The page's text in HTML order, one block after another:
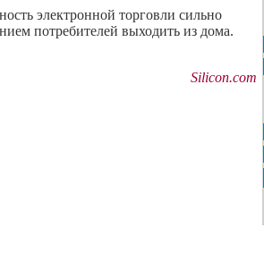
электронной торговли сильно
потребителей выходить из дома.
Silicon.com